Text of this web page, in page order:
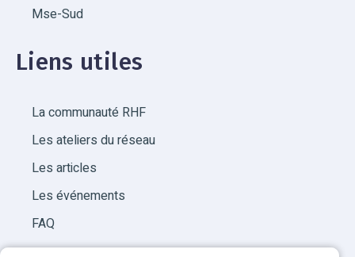
Mse-Sud
Liens utiles
La communauté RHF
Les ateliers du réseau
Les articles
Les événements
FAQ